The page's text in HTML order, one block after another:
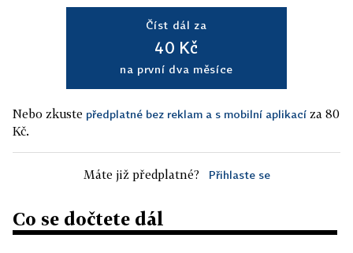
Číst dál za
40 Kč
na první dva měsíce
Nebo zkuste předplatné bez reklam a s mobilní aplikací za 80
Kč.
Máte již předplatné? Přihlaste se
Co se dočtete dál